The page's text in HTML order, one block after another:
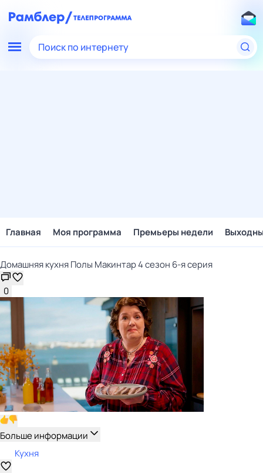
Поиск по интернету
Главная Моя программа Премьеры недели
Домашняя кухня Полы Макинтар 4 сезон 6-я серия
0
Больше информации
Кухня